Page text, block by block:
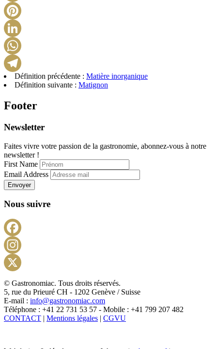
Telegram
Définition précédente : Matière inorganique
Définition suivante : Matignon
Footer
Newsletter
Faites vivre votre passion de la gastronomie, abonnez-vous à notre
newsletter !
First Name
Email Address
Envoyer
Nous suivre
X
© Gastronomiac. Tous droits réservés.
5, rue du Prieuré CH - 1202 Genève / Suisse
E-mail : info@gastronomiac.com
Téléphone : +41 22 731 53 57 - Mobile : +41 799 207 482
CONTACT | Mentions légales | CGVU